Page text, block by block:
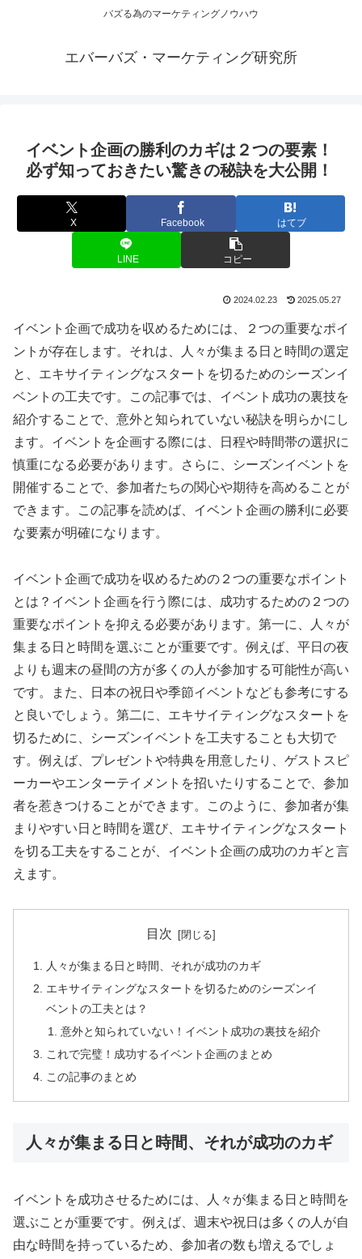
バズる為のマーケティングノウハウ
エバーバズ・マーケティング研究所
イベント企画の勝利のカギは２つの要素！
必ず知っておきたい驚きの秘訣を大公開！
X Facebook はてブ
LINE コピー
2024.02.23 2025.05.27
イベント企画で成功を収めるためには、２つの重要なポイ
ントが存在します。それは、人々が集まる日と時間の選定
と、エキサイティングなスタートを切るためのシーズンイ
ベントの工夫です。この記事では、イベント成功の裏技を
紹介することで、意外と知られていない秘訣を明らかにし
ます。イベントを企画する際には、日程や時間帯の選択に
慎重になる必要があります。さらに、シーズンイベントを
開催することで、参加者たちの関心や期待を高めることが
できます。この記事を読めば、イベント企画の勝利に必要
な要素が明確になります。
イベント企画で成功を収めるための２つの重要なポイント
とは？イベント企画を行う際には、成功するための２つの
重要なポイントを抑える必要があります。第一に、人々が
集まる日と時間を選ぶことが重要です。例えば、平日の夜
よりも週末の昼間の方が多くの人が参加する可能性が高い
です。また、日本の祝日や季節イベントなども参考にする
と良いでしょう。第二に、エキサイティングなスタートを
切るために、シーズンイベントを工夫することも大切で
す。例えば、プレゼントや特典を用意したり、ゲストスピ
ーカーやエンターテイメントを招いたりすることで、参加
者を惹きつけることができます。このように、参加者が集
まりやすい日と時間を選び、エキサイティングなスタート
を切る工夫をすることが、イベント企画の成功のカギと言
えます。
目次
人々が集まる日と時間、それが成功のカギ
エキサイティングなスタートを切るためのシーズンイ
ベントの工夫とは？
意外と知られていない！イベント成功の裏技を紹介
これで完璧！成功するイベント企画のまとめ
この記事のまとめ
人々が集まる日と時間、それが成功のカギ
イベントを成功させるためには、人々が集まる日と時間を
選ぶことが重要です。例えば、週末や祝日は多くの人が自
由な時間を持っているため、参加者の数も増えるでしょ